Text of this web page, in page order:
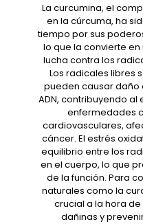
La curcumina, el
en la cúrcuma, ha
tiempo por sus
lo que la convierte
lucha contra los
Los radicales libres
pueden causar daño
ADN, contribuyendo
enfermedades
cardiovasculares,
cáncer. El estrés
equilibrio entre los
en el cuerpo, lo que
de la función. Para
naturales como la
crucial a la hora
dañinas y